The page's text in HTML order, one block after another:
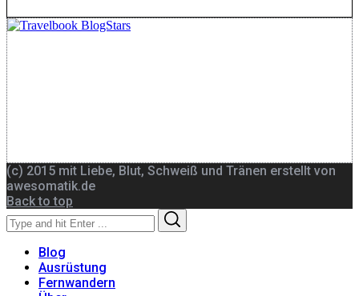
(c) 2015 mit Liebe, Blut, Schweiß und Tränen erstellt von
awesomatik.de
Back to top
Search
for:
Blog
Ausrüstung
Fernwandern